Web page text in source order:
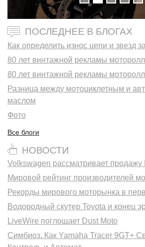
ПОСЛЕДНЕЕ В БЛОГАХ
Как определить износ цепи и звезд
80 лет винтажной рекламы
80 лет винтажной рекламы
Разница между мотоциклетным и
маслом
Фото
Все блоги
НОВОСТИ
Volkswagen рассматривает продажу
Мировой рейтинг производителей
Рекорды мирового моторынка в
Водородный скутер Toyota и конец
LiveWire поглощает Dust Moto
Симбиоз. Как Yamaha Tracer 9GT+